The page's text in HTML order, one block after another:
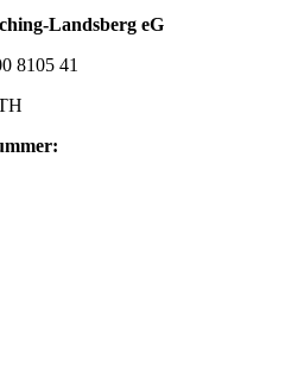
Landsberg eG
8105 41